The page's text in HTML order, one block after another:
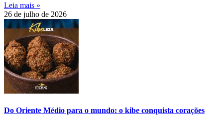
Leia mais »
26 de julho de 2026
Do Oriente Médio para o mundo: o kibe conquista corações